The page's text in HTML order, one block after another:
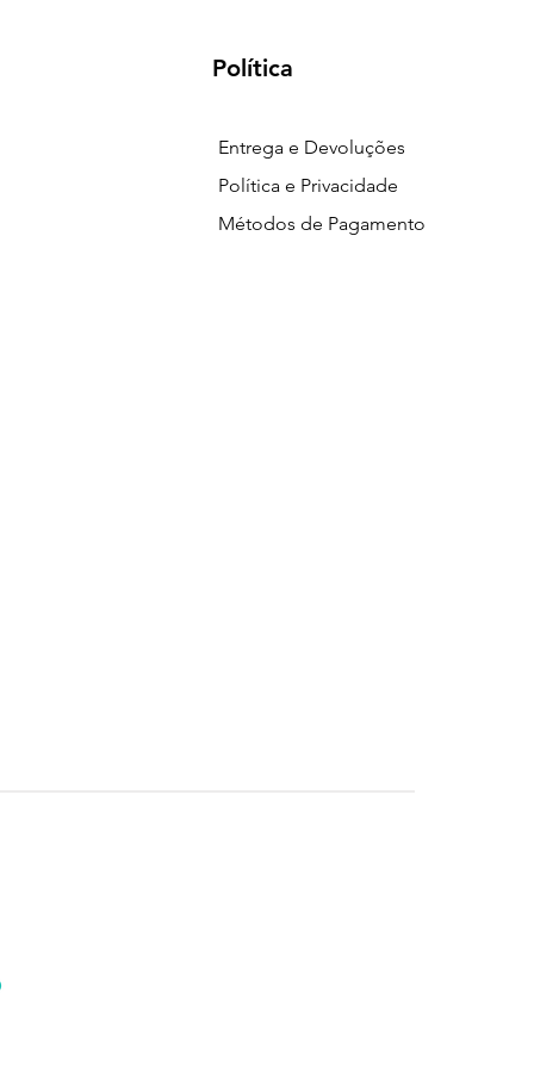
Política
Entrega e Devoluções
Política e Privacidade
Métodos de Pagamento